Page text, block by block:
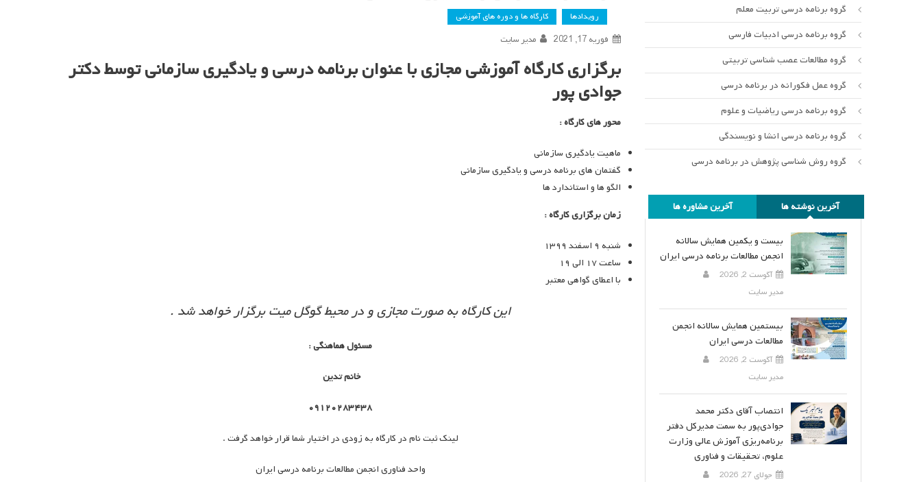
رویدادها کارگاه ها و دوره های آموزشی
فوریه 17, 2021 مدیر سایت
برگزاری کارگاه آموزشی مجازی با عنوان برنامه درسی و یادگیری سازمانی توسط دکتر
جوادی پور
محور های کارگاه :
ماهیت یادگیری سازمانی
گفتمان های برنامه درسی و یادگیری سازمانی
الگو ها و استاندارد ها
زمان برگزاری کارگاه :
شنبه ۹ اسفند ۱۳۹۹
ساعت ۱۷ الی ۱۹
با اعطای گواهی معتبر
این کارگاه به صورت مجازی و در محیط گوگل میت برگزار خواهد شد .
مسئول هماهنگی :
خانم تدین
۰۹۱۲۰۲۸۳۴۳۸
لینک ثبت نام در کارگاه به زودی در اختیار شما قرار خواهد گرفت .
واحد فناوری انجمن مطالعات برنامه درسی ایران
گروه برنامه درسی تربیت معلم
گروه برنامه درسی ادبیات فارسی
گروه مطالعات عصب شناسی تربیتی
گروه عمل فکورانه در برنامه درسی
گروه برنامه درسی ریاضیات و علوم
گروه برنامه درسی انشا و نویسندگی
گروه روش شناسی پژوهش در برنامه درسی
آخرین نوشته ها آخرین مشاوره ها
بیست و یکمین همایش سالانه
انجمن مطالعات برنامه درسی ایران
آگوست 2, 2026
مدیر سایت
بیستمین همایش سالانه انجمن
مطالعات درسی ایران
آگوست 2, 2026
مدیر سایت
انتصاب آقای دکتر محمد
جوادی‌پور به سمت مدیرکل دفتر
برنامه‌ریزی آموزش عالی وزارت
علوم، تحقیقات و فناوری
جولای 27, 2026